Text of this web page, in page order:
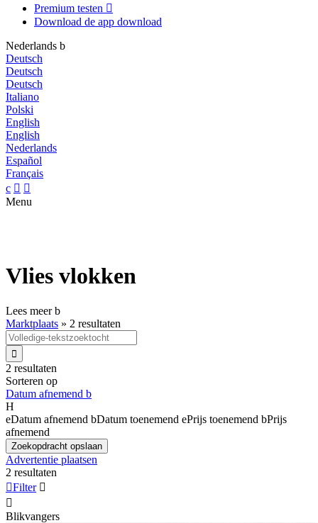
Premium testen 
Download de app download
Nederlands b
Deutsch
Deutsch
Deutsch
Italiano
Polski
English
English
Nederlands
Español
Français
c  
Menu
Vlies vlokken
Lees meerb
Marktplaats » 2 resultaten

2 resultaten
Sorteren op
Datum afnemend b
H
eDatum afnemend bDatum toenemend ePrijs toenemend bPrijs
afnemend
Zoekopdracht opslaan
Advertentie plaatsen
2 resultaten
Filter 

Blikvangers